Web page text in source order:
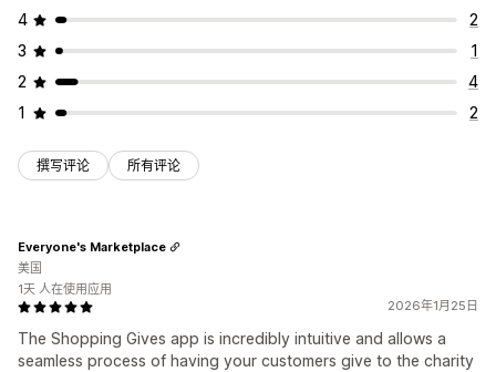
4
2
3
1
2
4
1
2
撰写评论 所有评论
2026年1月25日
The Shopping Gives app is incredibly intuitive and allows a
seamless process of having your customers give to the charity
Everyone's Marketplace
美国
1天 人在使用应用